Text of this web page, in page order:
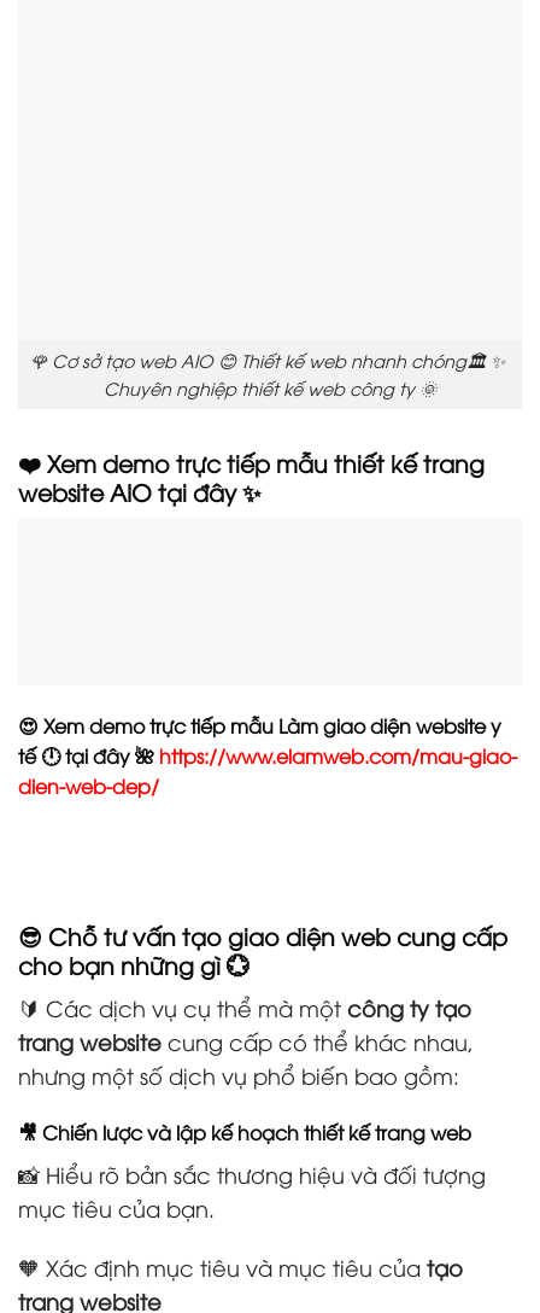
🌹 Cơ sở tạo web AIO 😊 Thiết kế web nhanh chóng🏛️ ✨
Chuyên nghiệp thiết kế web công ty 🌞
❤️ Xem demo trực tiếp mẫu thiết kế trang
website AIO tại đây ✨
😍 Xem demo trực tiếp mẫu Làm giao diện website y
tế 🕛 tại đây 🌺 https://www.elamweb.com/mau-giao-
dien-web-dep/
😎 Chỗ tư vấn tạo giao diện web cung cấp
cho bạn những gì 💮
🔰 Các dịch vụ cụ thể mà một công ty tạo
trang website cung cấp có thể khác nhau,
nhưng một số dịch vụ phổ biến bao gồm:
🎥 Chiến lược và lập kế hoạch thiết kế trang web
📸 Hiểu rõ bản sắc thương hiệu và đối tượng
mục tiêu của bạn.
🧡 Xác định mục tiêu và mục tiêu của tạo
trang website